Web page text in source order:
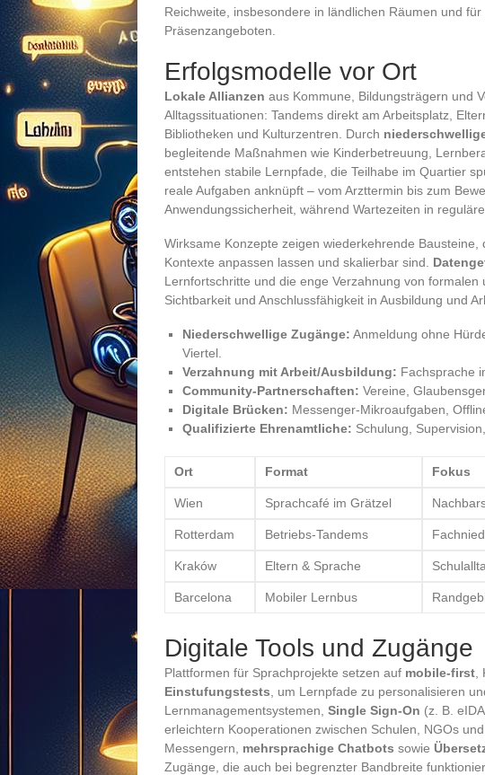
Reichweite, insbesondere in ländlichen Räumen und
Präsenzangeboten.
Erfolgsmodelle vor Ort
Lokale Allianzen aus Kommune, Bildungsträgern und
Alltagssituationen: Tandems direkt am Arbeitsplatz,
Bibliotheken und Kulturzentren. Durch
begleitende Maßnahmen wie Kinderbetreuung,
entstehen stabile Lernpfade, die Teilhabe im Quartier
reale Aufgaben anknüpft – vom Arzttermin bis zum
Anwendungssicherheit, während Wartezeiten in
Wirksame Konzepte zeigen wiederkehrende
Kontexte anpassen lassen und skalierbar sind.
Lernfortschritte und die enge Verzahnung von
Sichtbarkeit und Anschlussfähigkeit in Ausbildung und
Niederschwellige Zugänge: Anmeldung ohne
Viertel.
Verzahnung mit Arbeit/Ausbildung: Fachsprache
Community-Partnerschaften: Vereine,
Digitale Brücken: Messenger-Mikroaufgaben,
Qualifizierte Ehrenamtliche: Schulung,
Ort Format Fokus
Wien Sprachcafé im Grätzel
Rotterdam Betriebs-Tandems
Kraków Eltern & Sprache
Barcelona Mobiler Lernbus
Digitale Tools und Zugänge
Plattformen für Sprachprojekte setzen auf mobile-first
Einstufungstests , um Lernpfade zu personalisieren
Lernmanagementsystemen, Single Sign-On (z. B.
erleichtern Kooperationen zwischen Schulen, NGOs
Messengern, mehrsprachige Chatbots sowie
Zugänge, die auch bei begrenzter Bandbreite